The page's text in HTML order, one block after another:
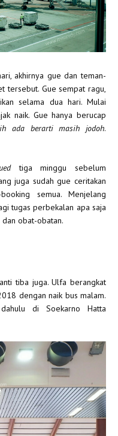
akhirnya gue dan teman-
tersebut. Gue sempat ragu,
selama dua hari. Mulai
naik. Gue hanya berucap
ada berarti masih jodoh.
tiga minggu sebelum
juga sudah gue ceritakan
semua. Menjelang
tugas perbekalan apa saja
dan obat-obatan.
tiba juga. Ulfa berangkat
dengan naik bus malam.
di Soekarno Hatta